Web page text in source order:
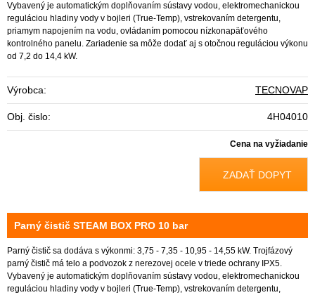
Vybavený je automatickým doplňovaním sústavy vodou, elektromechanickou
reguláciou hladiny vody v bojleri (True-Temp), vstrekovaním detergentu,
priamym napojením na vodu, ovládaním pomocou nízkonapäťového
kontrolného panelu. Zariadenie sa môže dodať aj s otočnou reguláciou výkonu
od 7,2 do 14,4 kW.
Výrobca: TECNOVAP
Obj. čislo: 4H04010
Cena na vyžiadanie
ZADAŤ DOPYT
Parný čistič STEAM BOX PRO 10 bar
Parný čistič sa dodáva s výkonmi: 3,75 - 7,35 - 10,95 - 14,55 kW. Trojfázový
parný čistič má telo a podvozok z nerezovej ocele v triede ochrany IPX5.
Vybavený je automatickým doplňovaním sústavy vodou, elektromechanickou
reguláciou hladiny vody v bojleri (True-Temp), vstrekovaním detergentu,